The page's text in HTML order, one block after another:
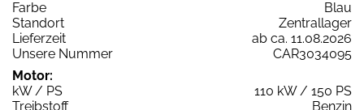
Farbe
Blau
Standort
Zentrallager
Lieferzeit
ab ca. 11.08.2026
Unsere Nummer
CAR3034095
Motor:
kW / PS
110 kW / 150 PS
Treibstoff
Benzin